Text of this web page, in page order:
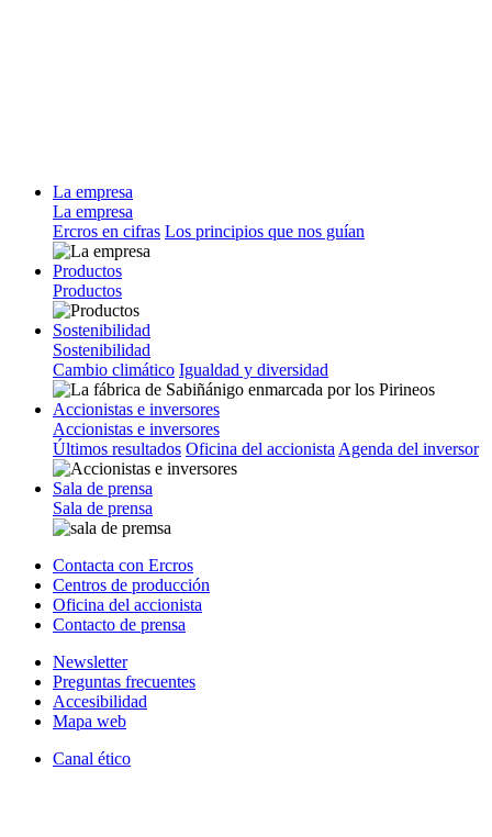
La empresa
La empresa
Ercros en cifras Los principios que nos guían
Productos
Productos
Sostenibilidad
Sostenibilidad
Cambio climático Igualdad y diversidad
Accionistas e inversores
Accionistas e inversores
Últimos resultados Oficina del accionista Agenda del inversor
Sala de prensa
Sala de prensa
Contacta con Ercros
Centros de producción
Oficina del accionista
Contacto de prensa
Newsletter
Preguntas frecuentes
Accesibilidad
Mapa web
Canal ético